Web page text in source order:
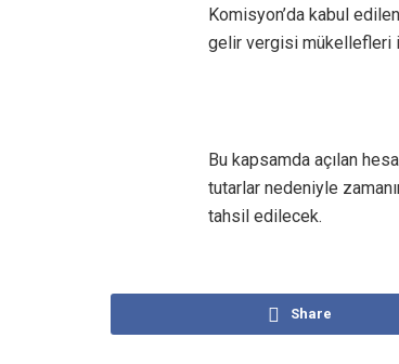
Komisyon’da kabul
gelir vergisi mükellefleri
Bu kapsamda açılan
tutarlar nedeniyle
tahsil edilecek.
Share